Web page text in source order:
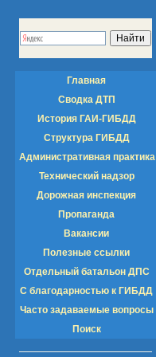
Главная
Сводка ДТП
История ГАИ-ГИБДД
Структура ГИБДД
Административная практика
Технический надзор
Дорожная инспекция
Пропаганда
Вакансии
Полезные ссылки
Отдельный батальон ДПС
С благодарностью к ГИБДД
Часто задаваемые вопросы
Поиск